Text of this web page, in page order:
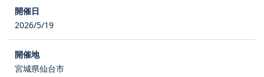
2026/5/19
宮城県仙台市